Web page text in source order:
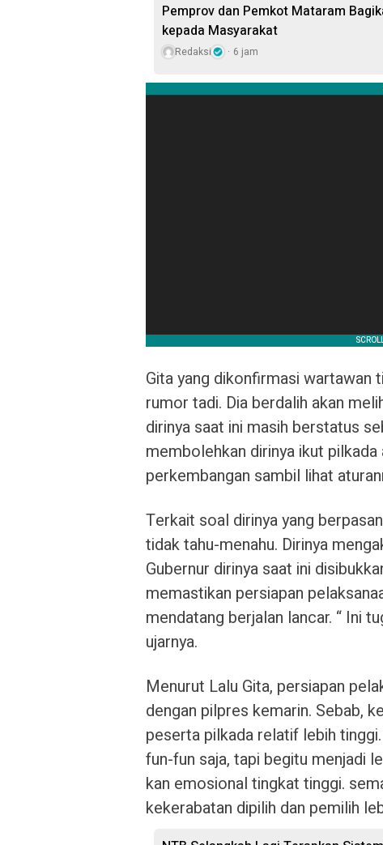
Pemprov dan Pemkot Mataram
kepada Masyarakat
Redaksi 6 jam
Gita yang dikonfirmasi wartawan
rumor tadi. Dia berdalih akan
dirinya saat ini masih berstatus
membolehkan dirinya ikut
perkembangan sambil lihat
Terkait soal dirinya yang
tidak tahu-menahu. Dirinya
Gubernur dirinya saat ini
memastikan persiapan
mendatang berjalan lancar. “ Ini
ujarnya.
Menurut Lalu Gita, persiapan
dengan pilpres kemarin. Sebab,
peserta pilkada relatif lebih
fun-fun saja, tapi begitu menjadi
kan emosional tingkat tinggi.
kekerabatan dipilih dan pemilih